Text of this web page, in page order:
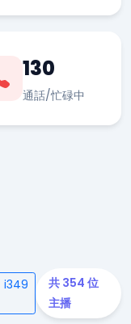
130
通話/忙碌中
i349
共 354 位
主播